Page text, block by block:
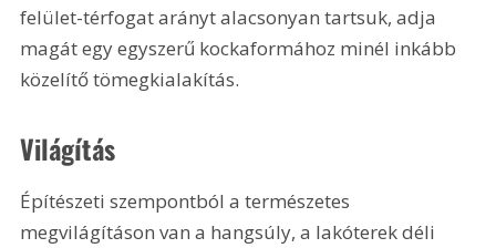
felület-térfogat arányt alacsonyan tartsuk, adja
magát egy egyszerű kockaformához minél inkább
közelítő tömegkialakítás.
Világítás
Építészeti szempontból a természetes
megvilágításon van a hangsúly, a lakóterek déli